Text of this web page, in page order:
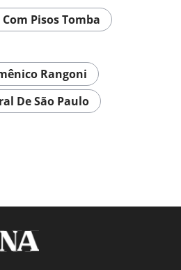
Pisos Tomba
Rangoni
De São Paulo